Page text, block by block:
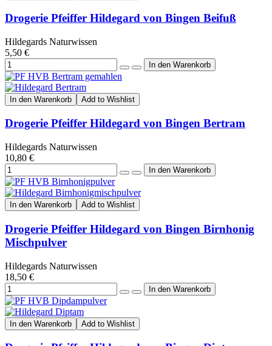
Drogerie Pfeiffer Hildegard von Bingen Beifuß
Hildegards Naturwissen
5,50 €
In den Warenkorb Add to Wishlist
Drogerie Pfeiffer Hildegard von Bingen Bertram
Hildegards Naturwissen
10,80 €
In den Warenkorb Add to Wishlist
Drogerie Pfeiffer Hildegard von Bingen Birnhonig
Mischpulver
Hildegards Naturwissen
18,50 €
In den Warenkorb Add to Wishlist